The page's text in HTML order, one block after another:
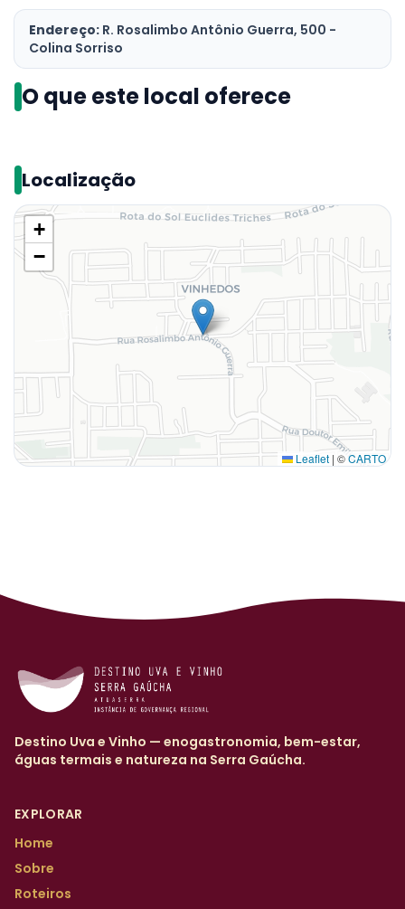
Endereço: R. Rosalimbo Antônio Guerra, 500 -
Colina Sorriso
O que este local oferece
Localização
+
−
Leaflet | ©CARTO
Destino Uva e Vinho — enogastronomia, bem-estar,
águas termais e natureza na Serra Gaúcha.
EXPLORAR
Home
Sobre
Roteiros